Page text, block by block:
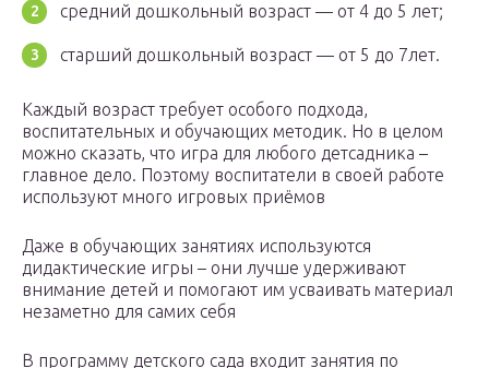
средний дошкольный возраст — от 4 до 5 лет;
старший дошкольный возраст — от 5 до 7лет.
Каждый возраст требует особого подхода,
воспитательных и обучающих методик. Но в целом
можно сказать, что игра для любого детсадника –
главное дело. Поэтому воспитатели в своей работе
используют много игровых приёмов
Даже в обучающих занятиях используются
дидактические игры – они лучше удерживают
внимание детей и помогают им усваивать материал
незаметно для самих себя
В программу детского сада входит занятия по